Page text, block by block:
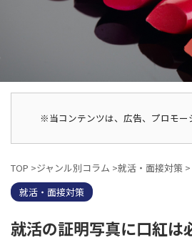
※当コンテンツは、広告、プロモー
TOP >ジャンル別コラム >就活・面接対策 >
就活・面接対策
就活の証明写真に口紅は